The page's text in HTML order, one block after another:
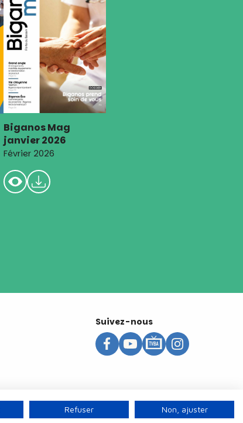
Biganos Mag
janvier 2026
Février 2026
Suivez-nous
Refuser Non, ajuster